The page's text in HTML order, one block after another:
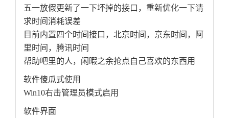
五一放假更新了一下坏掉的接口，重新优化一下请
求时间消耗误差
目前内置四个时间接口，北京时间，京东时间，阿
里时间，腾讯时间
帮助吧里的人，闲暇之余抢点自己喜欢的东西用
软件傻瓜式使用
Win10右击管理员模式启用
软件界面